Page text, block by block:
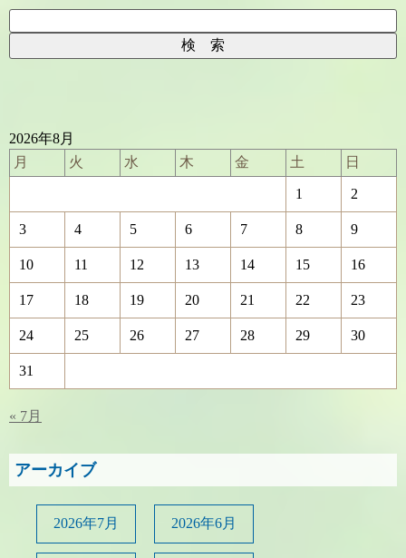
2026年8月
月
火 水 木 金 土 日
1 2
3 4 5 6 7 8 9
10 11 12 13 14 15 16
17 18 19 20 21 22 23
24 25 26 27 28 29 30
31
« 7月
アーカイブ
2026年7月 2026年6月